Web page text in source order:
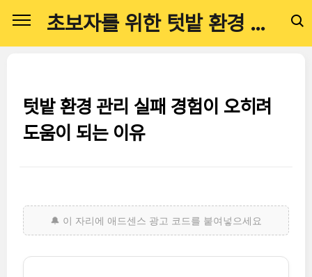
초보자를 위한 텃밭 환경 관리
텃밭 환경 관리 실패 경험이 오히려
도움이 되는 이유